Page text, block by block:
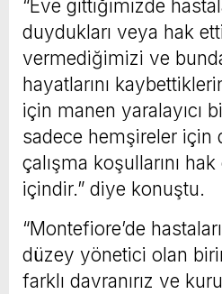
“Eve gittiğimizde
duydukları veya hak
vermediğimizi ve
hayatlarını
için manen yaralayıcı
sadece hemşireler için
çalışma koşullarını
içindir.” diye konuştu.
“Montefiore’de
düzey yönetici olan
farklı davranırız ve